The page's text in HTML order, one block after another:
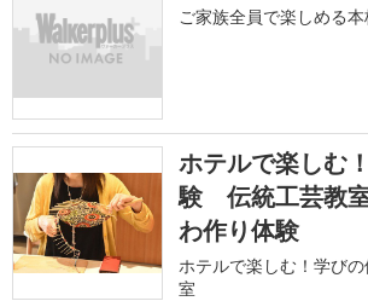
ご家族全員で楽しめる
ホテルで楽しむ
験 伝統工芸教
わ作り体験
ホテルで楽しむ！学び
室